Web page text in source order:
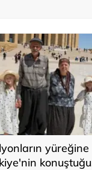
yüreğine
konuştuğu